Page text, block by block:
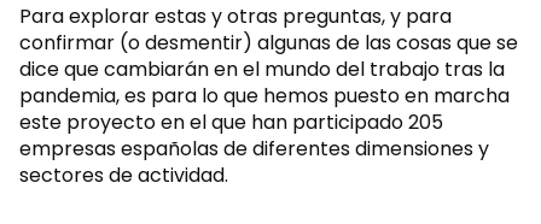
Para explorar estas y otras preguntas, y para
confirmar (o desmentir) algunas de las cosas que se
dice que cambiarán en el mundo del trabajo tras la
pandemia, es para lo que hemos puesto en marcha
este proyecto en el que han participado 205
empresas españolas de diferentes dimensiones y
sectores de actividad.